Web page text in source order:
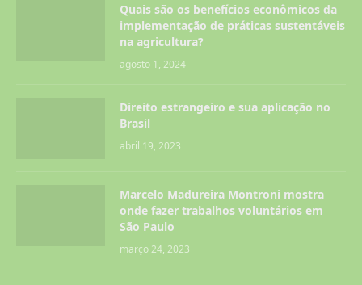
Quais são os benefícios econômicos da
implementação de práticas sustentáveis
na agricultura?
agosto 1, 2024
Direito estrangeiro e sua aplicação no
Brasil
abril 19, 2023
Marcelo Madureira Montroni mostra
onde fazer trabalhos voluntários em
São Paulo
março 24, 2023